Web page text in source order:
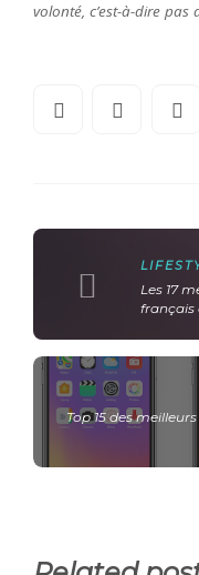
volonté, c’est-à-dire pas
Les 17
français
Top 15 des